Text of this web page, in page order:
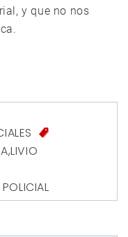
y que no nos
,LIVIO